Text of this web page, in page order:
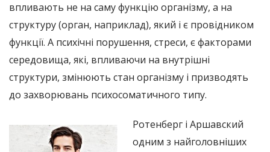
впливають не на саму функцію організму, а на
структуру (орган, наприклад), який і є провідником
функції. А психічні порушення, стреси, є факторами
середовища, які, впливаючи на внутрішні
структури, змінюють стан організму і призводять
до захворювань психосоматичного типу.
Ротенберг і Аршавский
одним з найголовніших